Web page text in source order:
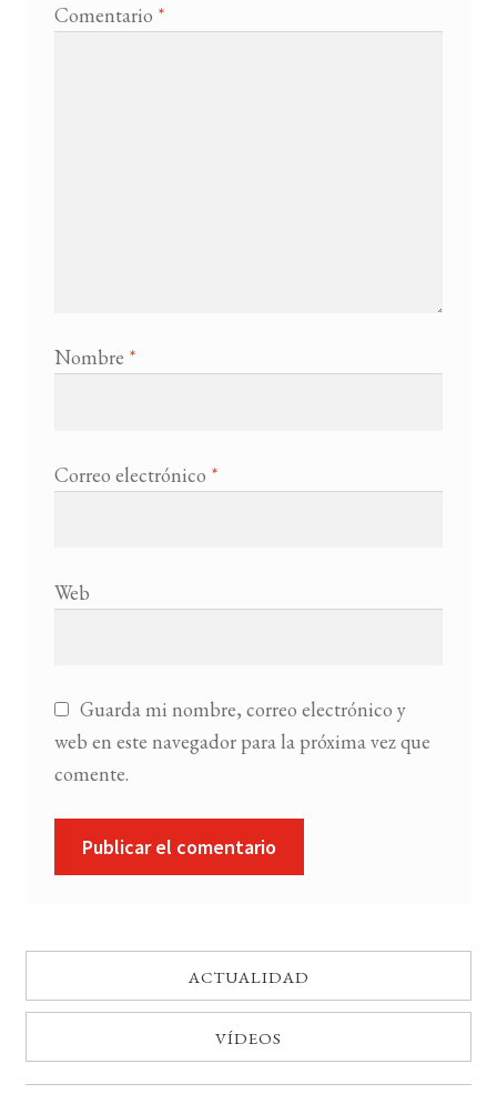
Comentario *
Nombre *
Correo electrónico *
Web
Guarda mi nombre, correo electrónico y
web en este navegador para la próxima vez que
comente.
ACTUALIDAD
VÍDEOS